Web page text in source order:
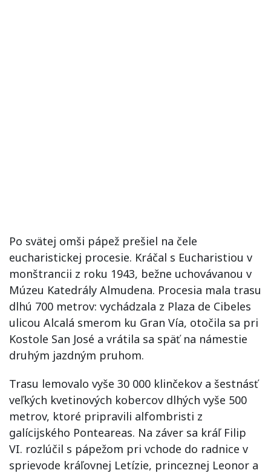
Po svätej omši pápež prešiel na čele
eucharistickej procesie. Kráčal s Eucharistiou v
monštrancii z roku 1943, bežne uchovávanou v
Múzeu Katedrály Almudena. Procesia mala trasu
dlhú 700 metrov: vychádzala z Plaza de Cibeles
ulicou Alcalá smerom ku Gran Vía, otočila sa pri
Kostole San José a vrátila sa späť na námestie
druhým jazdným pruhom.
Trasu lemovalo vyše 30 000 klinčekov a šestnásť
veľkých kvetinových kobercov dlhých vyše 500
metrov, ktoré pripravili alfombristi z
galícijského Ponteareas. Na záver sa kráľ Filip
VI. rozlúčil s pápežom pri vchode do radnice v
sprievode kráľovnej Letízie, princeznej Leonor a